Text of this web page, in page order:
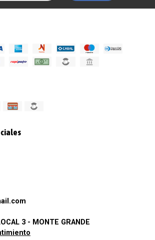
3 - MONTE GRANDE